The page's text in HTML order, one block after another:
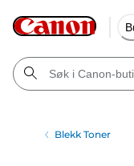
Blekk Toner